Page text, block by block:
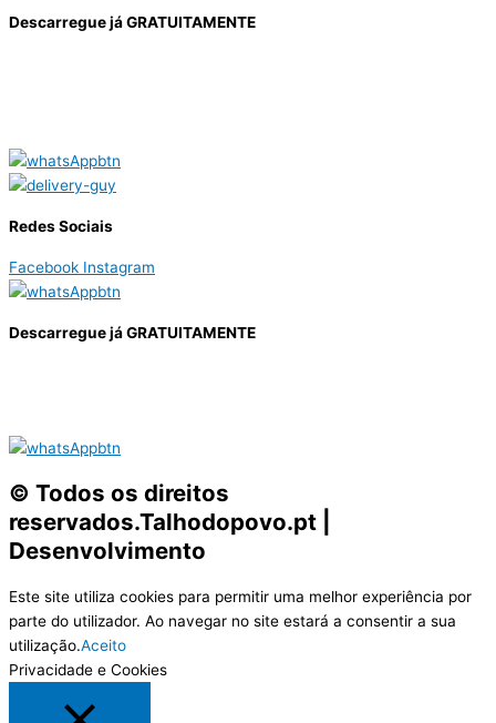
Descarregue já GRATUITAMENTE
Redes Sociais
Facebook Instagram
Descarregue já GRATUITAMENTE
© Todos os direitos
reservados.Talhodopovo.pt |
Desenvolvimento
Este site utiliza cookies para permitir uma melhor experiência por
parte do utilizador. Ao navegar no site estará a consentir a sua
utilização.Aceito
Privacidade e Cookies